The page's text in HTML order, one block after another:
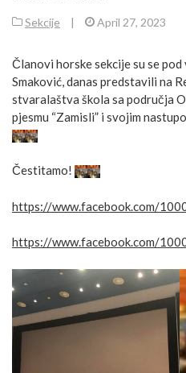
Sekcije | April 27, 2023
Članovi horske sekcije su se
Smaković, danas predstavili na
stvaralaštva škola sa područja
pjesmu “Zamisli” i svojim
Čestitamo!
https://www.facebook.com/
https://www.facebook.com/